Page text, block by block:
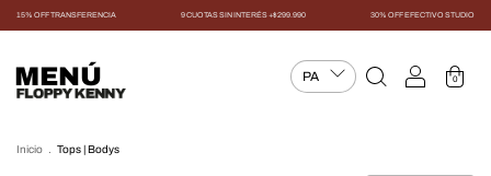
15% OFF TRANSFERENCIA 9 CUOTAS SIN INTERÉS +$299.990 30% OFF EFECTIVO STUDIO
MENÚ 0
Inicio Tops | Bodys